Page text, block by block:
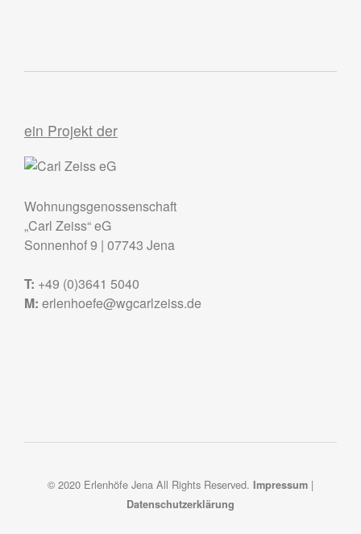
ein Projekt der
Wohnungsgenossenschaft
„Carl Zeiss“ eG
Sonnenhof 9 | 07743 Jena
T: +49 (0)3641 5040
M: erlenhoefe@wgcarlzeiss.de
© 2020 Erlenhöfe Jena All Rights Reserved. Impressum |
Datenschutzerklärung